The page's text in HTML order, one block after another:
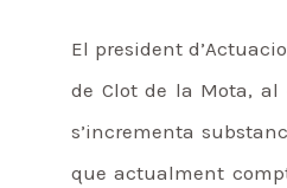
El president
de Clot de la Mota, al
s’incrementa
que actualment